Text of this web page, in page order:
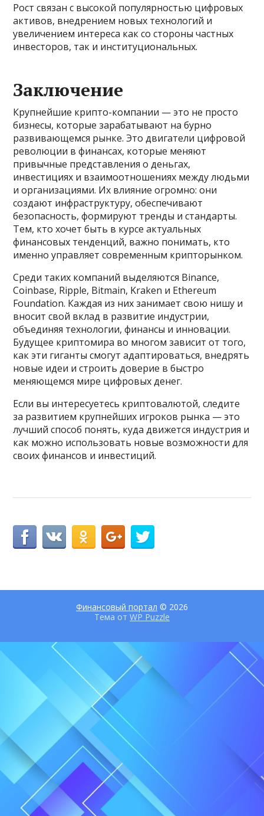
Рост связан с высокой популярностью цифровых
активов, внедрением новых технологий и
увеличением интереса как со стороны частных
инвесторов, так и институциональных.
Заключение
Крупнейшие крипто-компании — это не просто
бизнесы, которые зарабатывают на бурно
развивающемся рынке. Это двигатели цифровой
революции в финансах, которые меняют
привычные представления о деньгах,
инвестициях и взаимоотношениях между людьми
и организациями. Их влияние огромно: они
создают инфраструктуру, обеспечивают
безопасность, формируют тренды и стандарты.
Тем, кто хочет быть в курсе актуальных
финансовых тенденций, важно понимать, кто
именно управляет современным крипторынком.
Среди таких компаний выделяются Binance,
Coinbase, Ripple, Bitmain, Kraken и Ethereum
Foundation. Каждая из них занимает свою нишу и
вносит свой вклад в развитие индустрии,
объединяя технологии, финансы и инновации.
Будущее криптомира во многом зависит от того,
как эти гиганты смогут адаптироваться, внедрять
новые идеи и строить доверие в быстро
меняющемся мире цифровых денег.
Если вы интересуетесь криптовалютой, следите
за развитием крупнейших игроков рынка — это
лучший способ понять, куда движется индустрия и
как можно использовать новые возможности для
своих финансов и инвестиций.
Финансовый портал © 2026
Тема от WP Puzzle